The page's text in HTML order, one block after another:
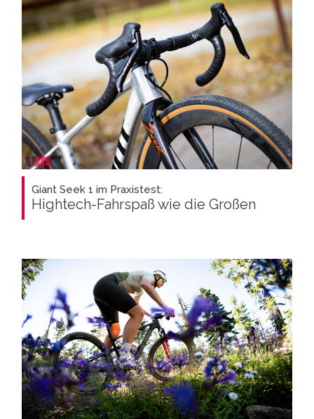
Giant Seek 1 im Praxistest:
Hightech-Fahrspaß wie die Großen